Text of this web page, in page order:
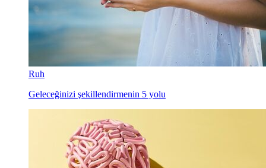
Ruh
Geleceğinizi şekillendirmenin 5 yolu